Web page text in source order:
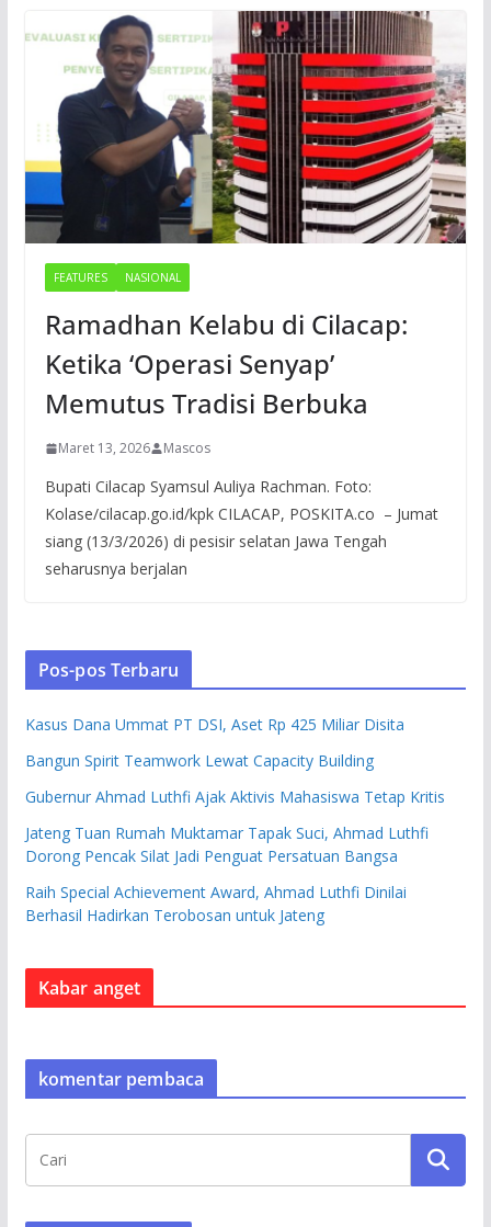
FEATURES NASIONAL
Ramadhan Kelabu di Cilacap:
Ketika ‘Operasi Senyap’
Memutus Tradisi Berbuka
Maret 13, 2026 Mascos
Bupati Cilacap Syamsul Auliya Rachman. Foto:
Kolase/cilacap.go.id/kpk CILACAP, POSKITA.co – Jumat
siang (13/3/2026) di pesisir selatan Jawa Tengah
seharusnya berjalan
Pos-pos Terbaru
Kasus Dana Ummat PT DSI, Aset Rp 425 Miliar Disita
Bangun Spirit Teamwork Lewat Capacity Building
Gubernur Ahmad Luthfi Ajak Aktivis Mahasiswa Tetap Kritis
Jateng Tuan Rumah Muktamar Tapak Suci, Ahmad Luthfi
Dorong Pencak Silat Jadi Penguat Persatuan Bangsa
Raih Special Achievement Award, Ahmad Luthfi Dinilai
Berhasil Hadirkan Terobosan untuk Jateng
Kabar anget
komentar pembaca